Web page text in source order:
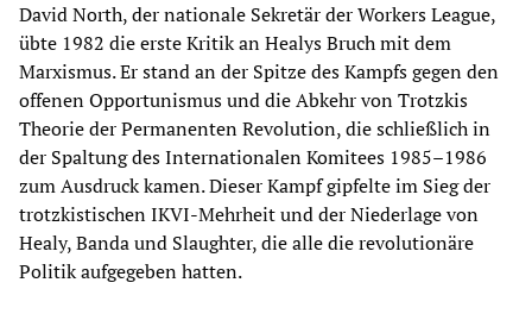
David North, der nationale Sekretär der Workers League,
übte 1982 die erste Kritik an Healys Bruch mit dem
Marxismus. Er stand an der Spitze des Kampfs gegen den
offenen Opportunismus und die Abkehr von Trotzkis
Theorie der Permanenten Revolution, die schließlich in
der Spaltung des Internationalen Komitees 1985–1986
zum Ausdruck kamen. Dieser Kampf gipfelte im Sieg der
trotzkistischen IKVI-Mehrheit und der Niederlage von
Healy, Banda und Slaughter, die alle die revolutionäre
Politik aufgegeben hatten.